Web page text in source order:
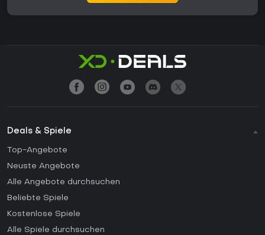
Deals & Spiele
Top-Angebote
Neuste Angebote
Alle Angebote durchsuchen
Beliebte Spiele
Kostenlose Spiele
Alle Spiele durchsuchen